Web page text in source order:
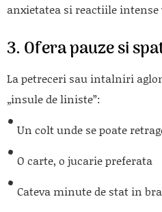
anxietatea si reactiile
3. Ofera pauze si
La petreceri sau intalniri
„insule de liniste”:
Un colt unde se poate
O carte, o jucarie preferata
Cateva minute de stat in